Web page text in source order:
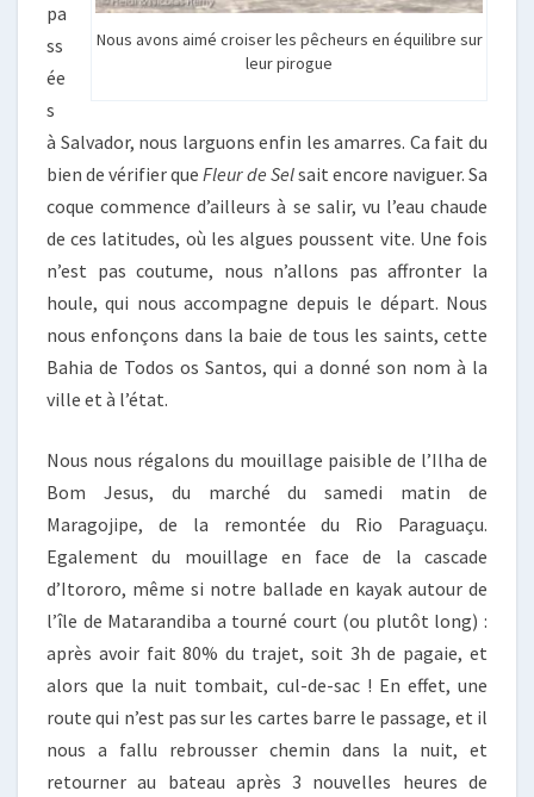
Nous avons aimé croiser les pêcheurs en équilibre sur
leur pirogue
pa
ss
ée
s
à Salvador, nous larguons enfin les amarres. Ca fait du
bien de vérifier queFleur de Selsait encore naviguer. Sa
coque commence d’ailleurs à se salir, vu l’eau chaude
de ces latitudes, où les algues poussent vite. Une fois
n’est pas coutume, nous n’allons pas affronter la
houle, qui nous accompagne depuis le départ. Nous
nous enfonçons dans la baie de tous les saints, cette
Bahia de Todos os Santos, qui a donné son nom à la
ville et à l’état.
Nous nous régalons du mouillage paisible de l’Ilha de
Bom Jesus, du marché du samedi matin de
Maragojipe, de la remontée du Rio Paraguaçu.
Egalement du mouillage en face de la cascade
d’Itororo, même si notre ballade en kayak autour de
l’île de Matarandiba a tourné court (ou plutôt long) :
après avoir fait 80% du trajet, soit 3h de pagaie, et
alors que la nuit tombait, cul-de-sac ! En effet, une
route qui n’est pas sur les cartes barre le passage, et il
nous a fallu rebrousser chemin dans la nuit, et
retourner au bateau après 3 nouvelles heures de